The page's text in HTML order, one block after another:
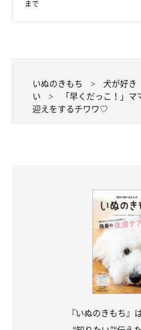
まで
いぬのきもち 犬が好き
い
「早くだっこ！」
迎えをするチワワ♡
『いぬのきもち』